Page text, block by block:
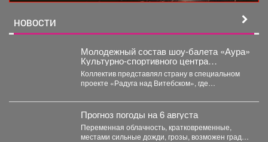
НОВОСТИ
Молодежный состав шоу-балета «Аура»
Культурно-спортивного центра
металлургов победил в международном
конкурсе «Славянский базар» в
Витебске.
Коллектив представлял страну в специальном
проекте «Радуга над Витебском», где
России,...
Прогноз погоды на 6 августа
Переменная облачность, кратковременные,
местами сильные дожди, грозы, возможен град.